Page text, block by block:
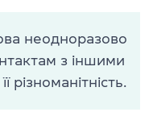
неодноразово
з іншими